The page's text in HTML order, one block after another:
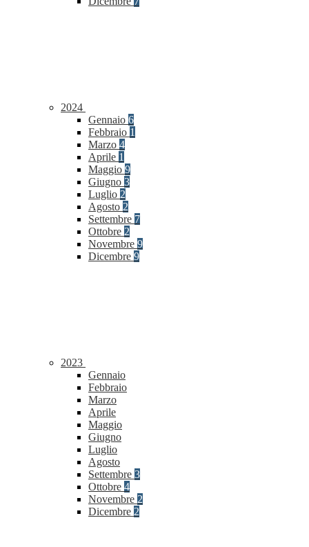
2024
Gennaio 6
Febbraio 1
Marzo 4
Aprile 1
Maggio 9
Giugno 3
Luglio 2
Agosto 2
Settembre 7
Ottobre 2
Novembre 9
Dicembre 9
2023
Gennaio
Febbraio
Marzo
Aprile
Maggio
Giugno
Luglio
Agosto
Settembre 3
Ottobre 4
Novembre 2
Dicembre 2